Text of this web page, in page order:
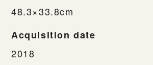
48.3×33.8cm
Acquisition date
2018